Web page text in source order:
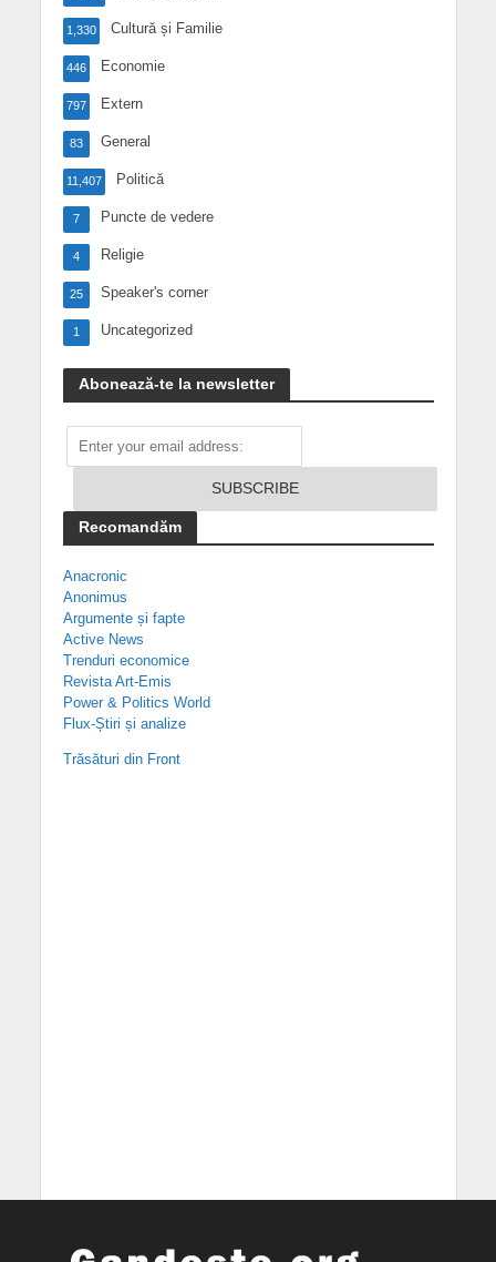
Cultură și Familie
1,330
Economie
446
Extern
797
General
83
Politică
11,407
Puncte de vedere
7
Religie
4
Speaker's corner
25
Uncategorized
1
Abonează-te la newsletter
Recomandăm
Anacronic
Anonimus
Argumente și fapte
Active News
Trenduri economice
Revista Art-Emis
Power & Politics World
Flux-Știri și analize
Trăsături din Front